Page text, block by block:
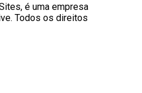
é uma empresa
Todos os direitos